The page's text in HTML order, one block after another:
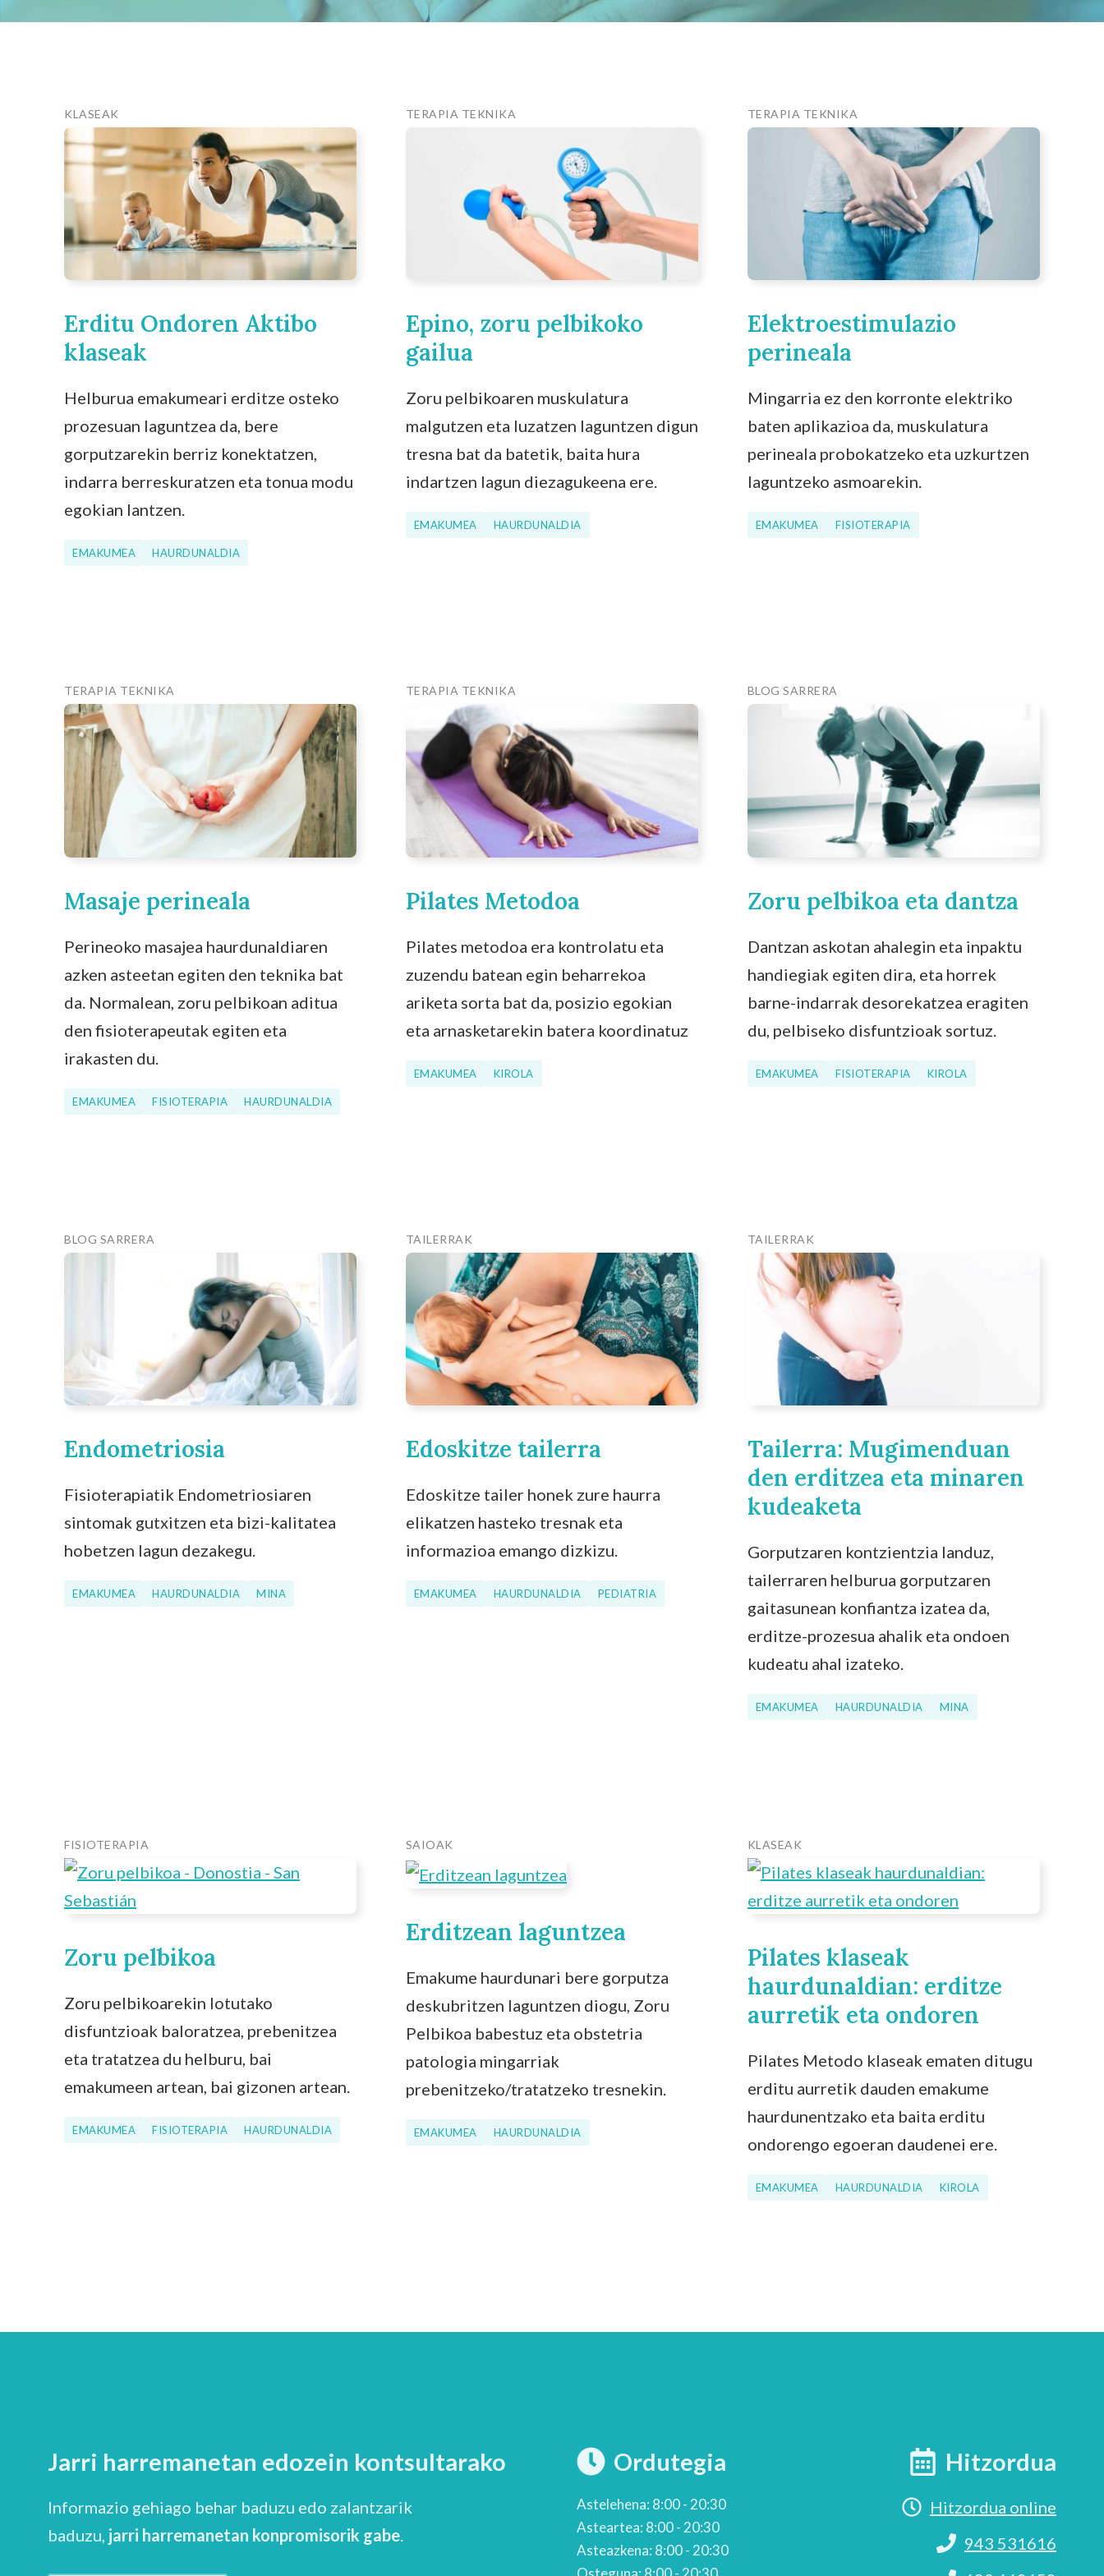
KLASEAK
Erditu Ondoren Aktibo
klaseak
Helburua emakumeari erditze osteko
prozesuan laguntzea da, bere
gorputzarekin berriz konektatzen,
indarra berreskuratzen eta tonua modu
egokian lantzen.
EMAKUMEA HAURDUNALDIA
TERAPIA TEKNIKA
Epino, zoru pelbikoko
gailua
Zoru pelbikoaren muskulatura
malgutzen eta luzatzen laguntzen digun
tresna bat da batetik, baita hura
indartzen lagun diezagukeena ere.
EMAKUMEA HAURDUNALDIA
TERAPIA TEKNIKA
Elektroestimulazio
perineala
Mingarria ez den korronte elektriko
baten aplikazioa da, muskulatura
perineala probokatzeko eta uzkurtzen
laguntzeko asmoarekin.
EMAKUMEA FISIOTERAPIA
TERAPIA TEKNIKA
Masaje perineala
Perineoko masajea haurdunaldiaren
azken asteetan egiten den teknika bat
da. Normalean, zoru pelbikoan aditua
den fisioterapeutak egiten eta
irakasten du.
EMAKUMEA FISIOTERAPIA HAURDUNALDIA
TERAPIA TEKNIKA
Pilates Metodoa
Pilates metodoa era kontrolatu eta
zuzendu batean egin beharrekoa
ariketa sorta bat da, posizio egokian
eta arnasketarekin batera koordinatuz
EMAKUMEA KIROLA
BLOG SARRERA
Zoru pelbikoa eta dantza
Dantzan askotan ahalegin eta inpaktu
handiegiak egiten dira, eta horrek
barne-indarrak desorekatzea eragiten
du, pelbiseko disfuntzioak sortuz.
EMAKUMEA FISIOTERAPIA KIROLA
BLOG SARRERA
Endometriosia
Fisioterapiatik Endometriosiaren
sintomak gutxitzen eta bizi-kalitatea
hobetzen lagun dezakegu.
EMAKUMEA HAURDUNALDIA MINA
TAILERRAK
Edoskitze tailerra
Edoskitze tailer honek zure haurra
elikatzen hasteko tresnak eta
informazioa emango dizkizu.
EMAKUMEA HAURDUNALDIA PEDIATRIA
TAILERRAK
Tailerra: Mugimenduan
den erditzea eta minaren
kudeaketa
Gorputzaren kontzientzia landuz,
tailerraren helburua gorputzaren
gaitasunean konfiantza izatea da,
erditze-prozesua ahalik eta ondoen
kudeatu ahal izateko.
EMAKUMEA HAURDUNALDIA MINA
FISIOTERAPIA
Zoru pelbikoa
Zoru pelbikoarekin lotutako
disfuntzioak baloratzea, prebenitzea
eta tratatzea du helburu, bai
emakumeen artean, bai gizonen artean.
EMAKUMEA FISIOTERAPIA HAURDUNALDIA
SAIOAK
Erditzean laguntzea
Emakume haurdunari bere gorputza
deskubritzen laguntzen diogu, Zoru
Pelbikoa babestuz eta obstetria
patologia mingarriak
prebenitzeko/tratatzeko tresnekin.
EMAKUMEA HAURDUNALDIA
KLASEAK
Pilates klaseak
haurdunaldian: erditze
aurretik eta ondoren
Pilates Metodo klaseak ematen ditugu
erditu aurretik dauden emakume
haurdunentzako eta baita erditu
ondorengo egoeran daudenei ere.
EMAKUMEA HAURDUNALDIA KIROLA
Jarri harremanetan edozein kontsultarako
Informazio gehiago behar baduzu edo zalantzarik
baduzu, jarri harremanetan konpromisorik gabe.
Ordutegia
Astelehena: 8:00 - 20:30
Asteartea: 8:00 - 20:30
Asteazkena: 8:00 - 20:30
Hitzordua
Hitzordua online
943 531616